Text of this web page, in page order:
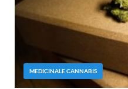
MEDICINALE CANNABIS